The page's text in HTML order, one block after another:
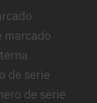
marcado
de serie
de serie